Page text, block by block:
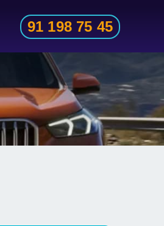
91 198 75 45